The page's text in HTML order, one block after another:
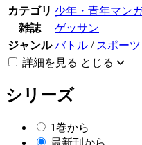
カテゴリ 少年・青年マン
雑誌
ゲッサン
ジャンル バトル / スポーツ
詳細を見る とじる
シリーズ
1巻から
最新刊から